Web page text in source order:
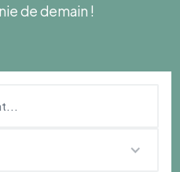
de demain !